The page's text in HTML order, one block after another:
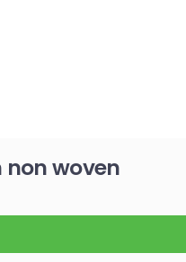
non woven